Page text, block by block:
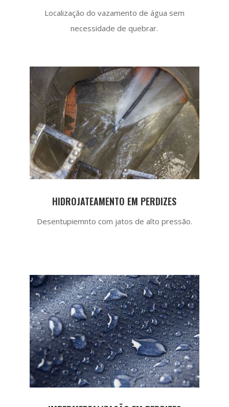
Localização do vazamento de água sem
necessidade de quebrar.
HIDROJATEAMENTO EM PERDIZES
Desentupiemnto com jatos de alto pressão.